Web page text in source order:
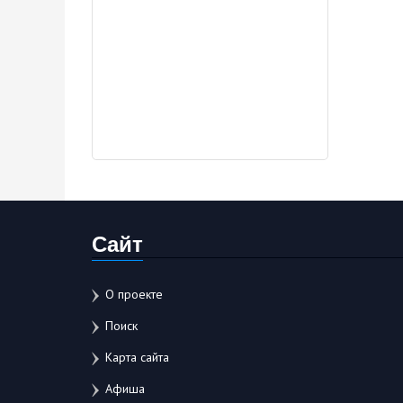
Сайт
О проекте
Поиск
Карта сайта
Афиша